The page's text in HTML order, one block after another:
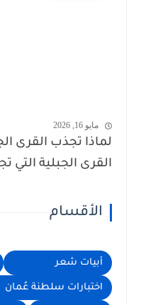
مايو 16, 2026
لماذا تجذب القرى
القرى الجبلية التي
الأقسام
أبيات شعر
اختبارات سلطنة عُمان